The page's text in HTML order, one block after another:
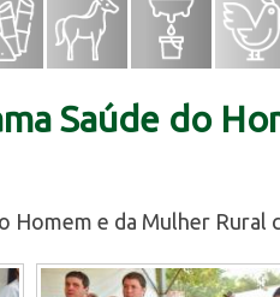
Saúde do
Homem e da Mulher Rural